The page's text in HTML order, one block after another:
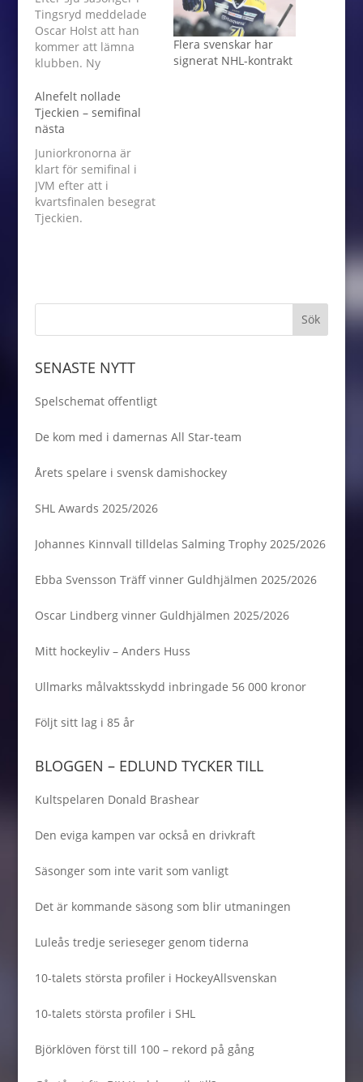
Tingsryd meddelade
Oscar Holst att han
kommer att lämna
klubben. Ny
offentlig för 30-årige
forwarden.
Flera svenskar har
signerat NHL-kontrakt
Alnefelt nollade
Tjeckien – semifinal
nästa
Juniorkronorna är
klart för semifinal i
JVM efter att i
kvartsfinalen besegrat
Tjeckien.
Gustafsson. I den
Hugo Alnefelt
stoppade samtliga 23
skott.
SENASTE NYTT
Spelschemat offentligt
De kom med i damernas All Star-team
Årets spelare i svensk damishockey
SHL Awards 2025/2026
Johannes Kinnvall tilldelas Salming Trophy 2025/2026
Ebba Svensson Träff vinner Guldhjälmen 2025/2026
Oscar Lindberg vinner Guldhjälmen 2025/2026
Mitt hockeyliv – Anders Huss
Ullmarks målvaktsskydd inbringade 56 000 kronor
Följt sitt lag i 85 år
BLOGGEN – EDLUND TYCKER TILL
Kultspelaren Donald Brashear
Den eviga kampen var också en drivkraft
Säsonger som inte varit som vanligt
Det är kommande säsong som blir utmaningen
Luleås tredje serieseger genom tiderna
10-talets största profiler i HockeyAllsvenskan
10-talets största profiler i SHL
Björklöven först till 100 – rekord på gång